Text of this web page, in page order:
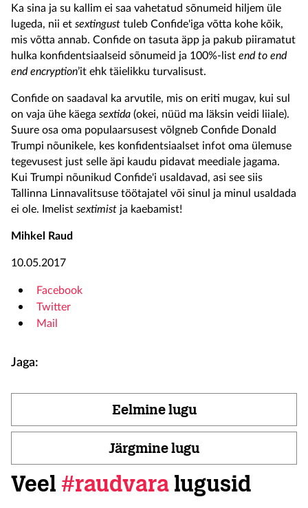
Ka sina ja su kallim ei saa vahetatud sõnumeid hiljem üle
lugeda, nii et sextingust tuleb Confide'iga võtta kohe kõik,
mis võtta annab. Confide on tasuta äpp ja pakub piiramatut
hulka konfidentsiaalseid sõnumeid ja 100%-list end to end
end encryption’it ehk täielikku turvalisust.
Confide on saadaval ka arvutile, mis on eriti mugav, kui sul
on vaja ühe käega sextida (okei, nüüd ma läksin veidi liiale).
Suure osa oma populaarsusest võlgneb Confide Donald
Trumpi nõunikele, kes konfidentsiaalset infot oma ülemuse
tegevusest just selle äpi kaudu pidavat meediale jagama.
Kui Trumpi nõunikud Confide'i usaldavad, asi see siis
Tallinna Linnavalitsuse töötajatel või sinul ja minul usaldada
ei ole. Imelist sextimist ja kaebamist!
Mihkel Raud
10.05.2017
Facebook
Twitter
Mail
Jaga:
Eelmine lugu
Järgmine lugu
Veel #raudvara lugusid